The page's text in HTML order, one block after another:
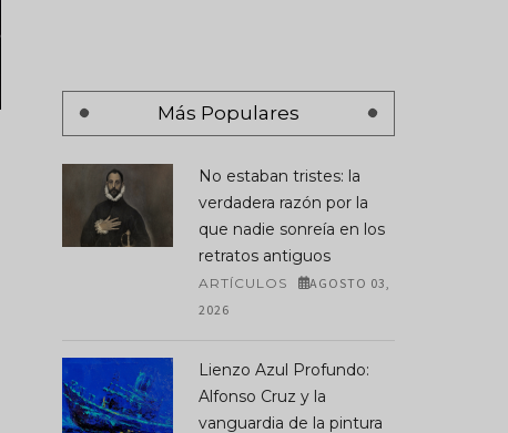
Más Populares
No estaban tristes: la
verdadera razón por la
que nadie sonreía en los
retratos antiguos
ARTÍCULOS
AGOSTO 03,
2026
Lienzo Azul Profundo:
Alfonso Cruz y la
vanguardia de la pintura